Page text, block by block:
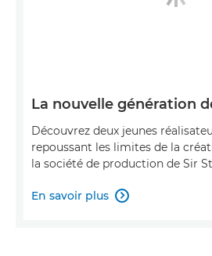
La nouvelle génération
Découvrez deux jeunes
repoussant les limites de la
la société de production de Sir
En savoir plus 